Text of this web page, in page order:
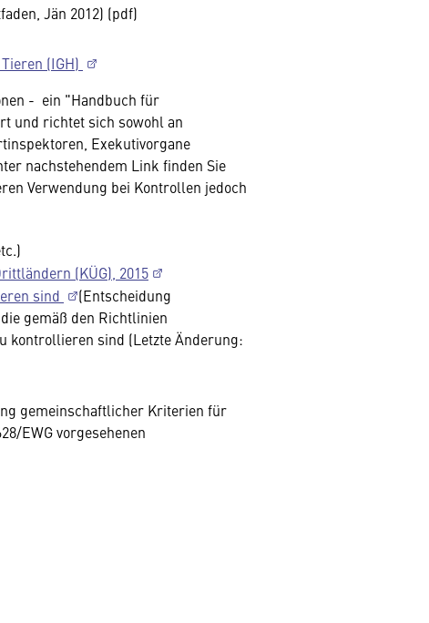
Jän 2012) (pdf)
(IGH)
- ein "Handbuch für
und richtet sich sowohl an
Exekutivorgane
nachstehendem Link finden Sie
Verwendung bei Kontrollen jedoch
(KÜG), 2015
sind
(Entscheidung
gemäß den Richtlinien
kontrollieren sind (Letzte Änderung:
gemeinschaftlicher Kriterien für
EWG vorgesehenen